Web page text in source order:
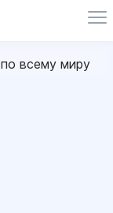
всему миру